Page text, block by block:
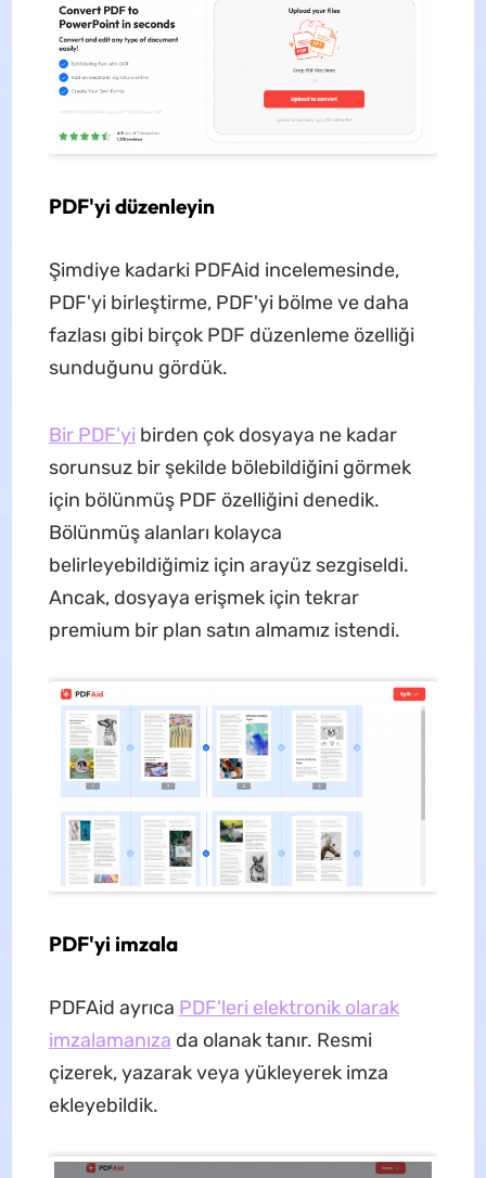
PDF'yi düzenleyin
Şimdiye kadarki PDFAid incelemesinde,
PDF'yi birleştirme, PDF'yi bölme ve daha
fazlası gibi birçok PDF düzenleme özelliği
sunduğunu gördük.
Bir PDF'yi birden çok dosyaya ne kadar
sorunsuz bir şekilde bölebildiğini görmek
için bölünmüş PDF özelliğini denedik.
Bölünmüş alanları kolayca
belirleyebildiğimiz için arayüz sezgiseldi.
Ancak, dosyaya erişmek için tekrar
premium bir plan satın almamız istendi.
PDF'yi imzala
PDFAid ayrıca PDF'leri elektronik olarak
imzalamanıza da olanak tanır. Resmi
çizerek, yazarak veya yükleyerek imza
ekleyebildik.